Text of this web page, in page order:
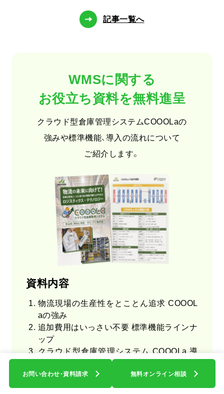
記事一覧へ
WMSに関する
お役立ち資料を無料進呈
クラウド型倉庫管理システムCOOOLaの
強みや標準機能、導入の流れについて
ご紹介します。
資料内容
物流現場の生産性をとことん追求 COOOL
aの強み
追加費用はいっさい不要 標準機能ラインナ
ップ
クラウド型倉庫管理システム COOOLa 導
ブライセンについて
採用情報 個人情報保護方針
03-6261-3694 （平日：9:00 - 17:00）
無料オンライン相談
資料ダウンロード
COOOLa WES流通ソリューションB-Luck8Kビジネス活用
AIアノテーションオフショア開発
小売業向け基幹システム 基幹船
株式会社ブライセン 物流営業部
〒104-0044 東京都中央区明石町８−１ 聖路加タワー 30F
© 2025 BRYCEN Co., Ltd.
お問い合わせ・資料請求 無料オンライン相談